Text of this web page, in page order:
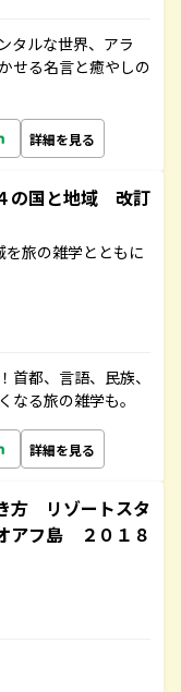
タルな世界、アラ
せる名言と癒やしの
詳細を見る
の国と地域 改訂
を旅の雑学とともに
都、言語、民族、
る旅の雑学も。
詳細を見る
方 リゾートスタ
アフ島 ２０１８